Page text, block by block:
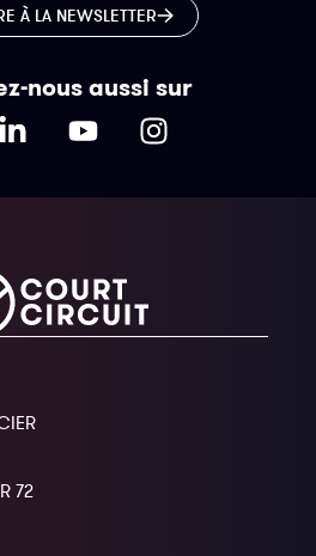
À LA NEWSLETTER
nous aussi sur
72